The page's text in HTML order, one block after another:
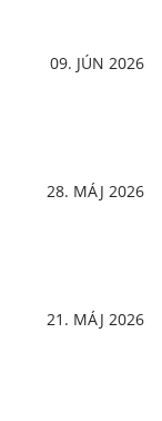
09. JÚN 2026
28. MÁJ 2026
21. MÁJ 2026